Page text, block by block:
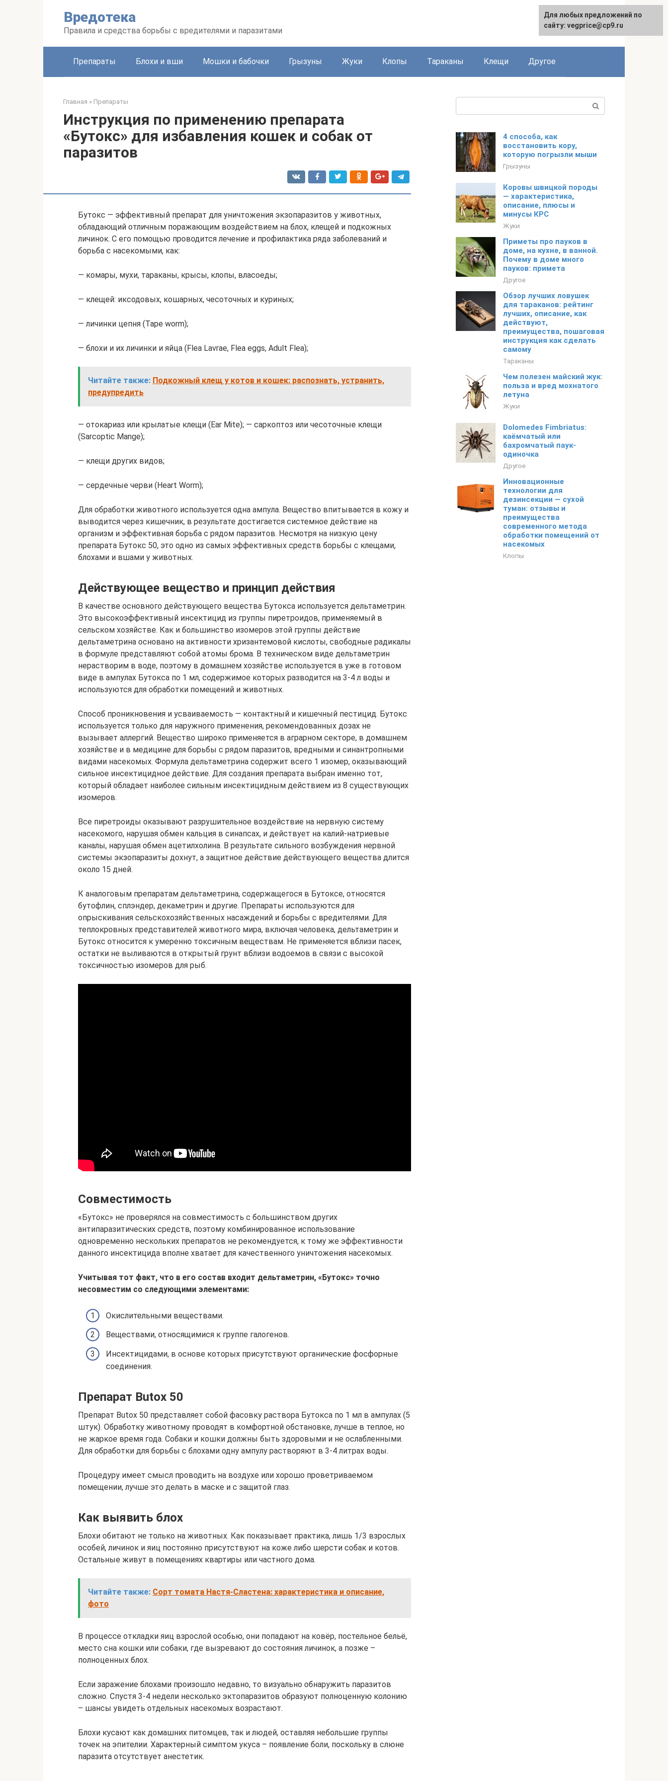
Вредотека
Правила и средства борьбы с вредителями и паразитами
Препараты Блохи и вши Мошки и бабочки Грызуны Жуки Клопы Тараканы Клещи Другое
Главная » Препараты
Инструкция по применению препарата
«Бутокс» для избавления кошек и собак от
паразитов
Бутокс — эффективный препарат для уничтожения экзопаразитов у животных,
обладающий отличным поражающим воздействием на блох, клещей и подкожных
личинок. С его помощью проводится лечение и профилактика ряда заболеваний и
борьба с насекомыми, как:
— комары, мухи, тараканы, крысы, клопы, власоеды;
— клещей: иксодовых, кошарных, чесоточных и куриных;
— личинки цепня (Tape worm);
— блохи и их личинки и яйца (Flea Lavrae, Flea eggs, Adult Flea);
Читайте также: Подкожный клещ у котов и кошек: распознать, устранить,
предупредить
— отокариаз или крылатые клещи (Ear Mite); — саркоптоз или чесоточные клещи
(Sarcoptic Mange);
— клещи других видов;
— сердечные черви (Heart Worm);
Для обработки животного используется одна ампула. Вещество впитывается в кожу и
выводится через кишечник, в результате достигается системное действие на
организм и эффективная борьба с рядом паразитов. Несмотря на низкую цену
препарата Бутокс 50, это одно из самых эффективных средств борьбы с клещами,
блохами и вшами у животных.
Действующее вещество и принцип действия
В качестве основного действующего вещества Бутокса используется дельтаметрин.
Это высокоэффективный инсектицид из группы пиретроидов, применяемый в
сельском хозяйстве. Как и большинство изомеров этой группы действие
дельтаметрина основано на активности хризантемовой кислоты, свободные радикалы
в формуле представляют собой атомы брома. В техническом виде дельтаметрин
нерастворим в воде, поэтому в домашнем хозяйстве используется в уже в готовом
виде в ампулах Бутокса по 1 мл, содержимое которых разводится на 3-4 л воды и
используются для обработки помещений и животных.
Способ проникновения и усваиваемость — контактный и кишечный пестицид. Бутокс
используется только для наружного применения, рекомендованных дозах не
вызывает аллергий. Вещество широко применяется в аграрном секторе, в домашнем
хозяйстве и в медицине для борьбы с рядом паразитов, вредными и синантропными
видами насекомых. Формула дельтаметрина содержит всего 1 изомер, оказывающий
сильное инсектицидное действие. Для создания препарата выбран именно тот,
который обладает наиболее сильным инсектицидным действием из 8 существующих
изомеров.
Все пиретроиды оказывают разрушительное воздействие на нервную систему
насекомого, нарушая обмен кальция в синапсах, и действует на калий-натриевые
каналы, нарушая обмен ацетилхолина. В результате сильного возбуждения нервной
системы экзопаразиты дохнут, а защитное действие действующего вещества длится
около 15 дней.
К аналоговым препаратам дельтаметрина, содержащегося в Бутоксе, относятся
бутофлин, сплэндер, декаметрин и другие. Препараты используются для
опрыскивания сельскохозяйственных насаждений и борьбы с вредителями. Для
теплокровных представителей животного мира, включая человека, дельтаметрин и
Бутокс относится к умеренно токсичным веществам. Не применяется вблизи пасек,
остатки не выливаются в открытый грунт вблизи водоемов в связи с высокой
токсичностью изомеров для рыб.
Совместимость
«Бутокс» не проверялся на совместимость с большинством других
антипаразитических средств, поэтому комбинированное использование
одновременно нескольких препаратов не рекомендуется, к тому же эффективности
данного инсектицида вполне хватает для качественного уничтожения насекомых.
Учитывая тот факт, что в его состав входит дельтаметрин, «Бутокс» точно
несовместим со следующими элементами:
Окислительными веществами.
Веществами, относящимися к группе галогенов.
Инсектицидами, в основе которых присутствуют органические фосфорные
соединения.
Препарат Butox 50
Препарат Butox 50 представляет собой фасовку раствора Бутокса по 1 мл в ампулах (5
штук). Обработку животному проводят в комфортной обстановке, лучше в теплое, но
не жаркое время года. Собаки и кошки должны быть здоровыми и не ослабленными.
Для обработки для борьбы с блохами одну ампулу растворяют в 3-4 литрах воды.
Процедуру имеет смысл проводить на воздухе или хорошо проветриваемом
помещении, лучше это делать в маске и с защитой глаз.
Как выявить блох
Блохи обитают не только на животных. Как показывает практика, лишь 1/3 взрослых
особей, личинок и яиц постоянно присутствуют на коже либо шерсти собак и котов.
Остальные живут в помещениях квартиры или частного дома.
Читайте также: Сорт томата Настя-Сластена: характеристика и описание,
фото
В процессе откладки яиц взрослой особью, они попадают на ковёр, постельное бельё,
место сна кошки или собаки, где вызревают до состояния личинок, а позже –
полноценных блох.
Если заражение блохами произошло недавно, то визуально обнаружить паразитов
сложно. Спустя 3-4 недели несколько эктопаразитов образуют полноценную колонию
– шансы увидеть отдельных насекомых возрастают.
Блохи кусают как домашних питомцев, так и людей, оставляя небольшие группы
точек на эпителии. Характерный симптом укуса – появление боли, поскольку в слюне
паразита отсутствует анестетик.
4 способа, как
восстановить кору,
которую погрызли мыши
Грызуны
Коровы швицкой породы
— характеристика,
описание, плюсы и
минусы КРС
Жуки
Приметы про пауков в
доме, на кухне, в ванной.
Почему в доме много
пауков: примета
Другое
Обзор лучших ловушек
для тараканов: рейтинг
лучших, описание, как
действуют,
преимущества, пошаговая
инструкция как сделать
самому
Тараканы
Чем полезен майский жук:
польза и вред мохнатого
летуна
Жуки
Dolomedes Fimbriatus:
каёмчатый или
бахромчатый паук-
одиночка
Другое
Инновационные
технологии для
дезинсекции — сухой
туман: отзывы и
преимущества
современного метода
обработки помещений от
насекомых
Клопы
Для любых предложений по
сайту: vegprice@cp9.ru